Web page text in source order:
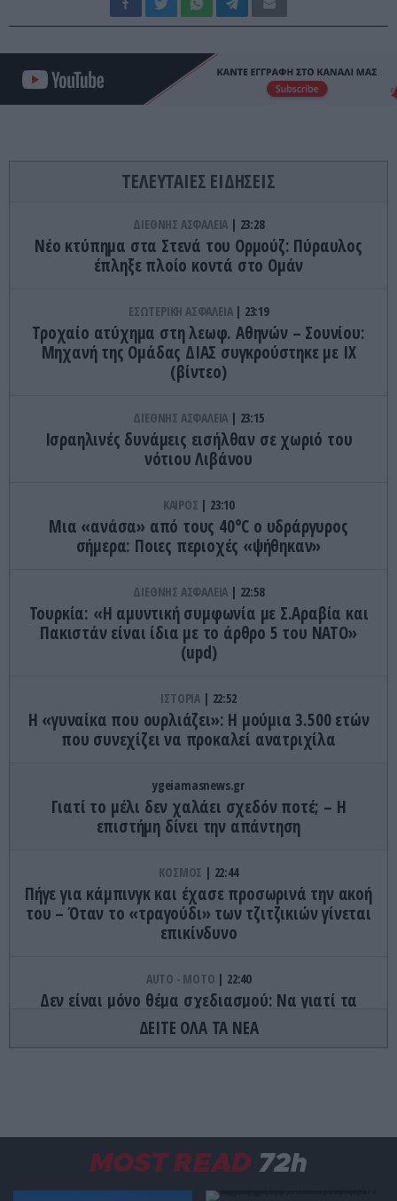
ΤΕΛΕΥΤΑΙΕΣ ΕΙΔΗΣΕΙΣ
ΔΙΕΘΝΗΣ ΑΣΦΑΛΕΙΑ 23:28
Νέο κτύπημα στα Στενά του Ορμούζ: Πύραυλος
έπληξε πλοίο κοντά στο Ομάν
ΕΣΩΤΕΡΙΚΗ ΑΣΦΑΛΕΙΑ 23:19
Τροχαίο ατύχημα στη λεωφ. Αθηνών – Σουνίου:
Μηχανή της Ομάδας ΔΙΑΣ συγκρούστηκε με ΙΧ
(βίντεο)
ΔΙΕΘΝΗΣ ΑΣΦΑΛΕΙΑ 23:15
Ισραηλινές δυνάμεις εισήλθαν σε χωριό του
νότιου Λιβάνου
ΚΑΙΡΟΣ 23:10
Μια «ανάσα» από τους 40°C ο υδράργυρος
σήμερα: Ποιες περιοχές «ψήθηκαν»
ΔΙΕΘΝΗΣ ΑΣΦΑΛΕΙΑ 22:58
Τουρκία: «Η αμυντική συμφωνία με Σ.Αραβία και
Πακιστάν είναι ίδια με το άρθρο 5 του ΝΑΤΟ»
(upd)
ΙΣΤΟΡΙΑ 22:52
Η «γυναίκα που ουρλιάζει»: Η μούμια 3.500 ετών
που συνεχίζει να προκαλεί ανατριχίλα
ygeiamasnews.gr
Γιατί το μέλι δεν χαλάει σχεδόν ποτέ; – Η
επιστήμη δίνει την απάντηση
ΚΟΣΜΟΣ 22:44
Πήγε για κάμπινγκ και έχασε προσωρινά την ακοή
του – Όταν το «τραγούδι» των τζιτζικιών γίνεται
επικίνδυνο
AUTO - MOTO 22:40
Δεν είναι μόνο θέμα σχεδιασμού: Να γιατί τα
πίσω φώτα των αυτοκινήτων έχουν κόκκινο
χρώμα
ΔΙΑΤΡΟΦΗ 22:27
Το φρούτο που μπορεί να «ξεγελάσει» τη γλώσσα
ΔΕΙΤΕ ΟΛΑ ΤΑ ΝΕΑ
MOST READ 72h